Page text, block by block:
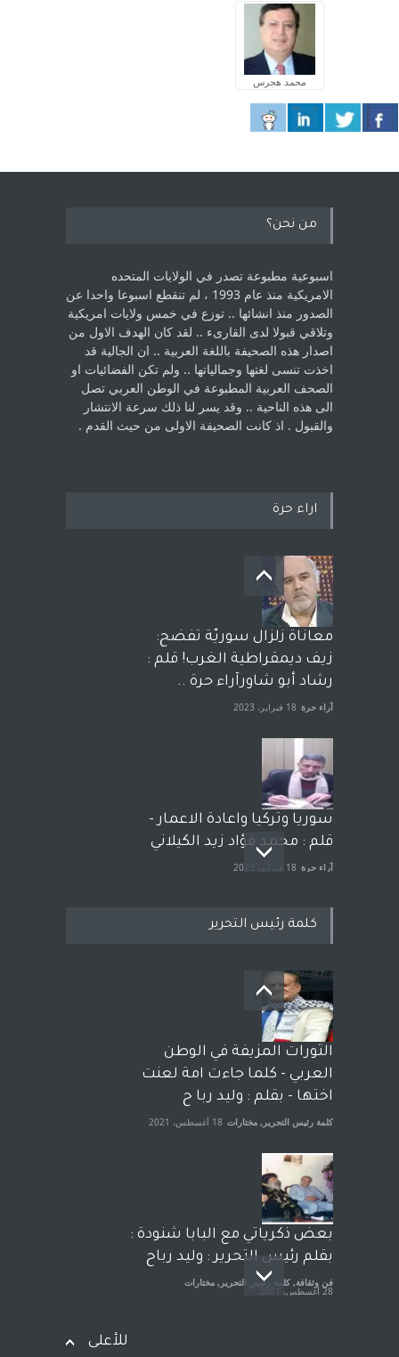
محمد هجرس
من نحن؟
اسبوعية مطبوعة تصدر في الولايات المتحده
الامريكية منذ عام 1993 ، لم ‏تنقطع اسبوعا واحدا عن
الصدور منذ انشائها .. توزع في خمس ولايات امريكية
‏وتلاقي قبولا لدى القارىء ..‏ لقد كان الهدف الاول من
اصدار هذه الصحيفة باللغة العربية .. ان الجالية قد
اخذت ‏تنسى لغتها وجمالياتها .. ولم تكن الفضائيات او
الصحف العربية المطبوعة في الوطن ‏العربي تصل
الى هذه الناحية .. وقد يسر لنا ذلك سرعة الانتشار
والقبول . اذ كانت ‏الصحيفة الاولى من حيث القدم . ‏
اراء حرة
معاناة زلزال سوريّة تفضح:
زيف ديمقراطية الغرب! قلم :
رشاد أبو شاورآراء حرة ..
آراء حرة 18 فبراير، 2023
سوريا وتركيا واعادة الاعمار -
قلم : محمد فؤاد زيد الكيلاني
آراء حرة 18 فبراير، 2023
بعد معارك قضائية طاحنة كتب
وترافع فيها بنفسه مرة اخرى..
الشيخ طارق يوسف يقهر
الحكومة الأمريكية ، فأعطوه
الجنسية عن يد وهم صاغرون،
آراء حرة مختارات 7 أبريل، 2023
كلمة رئيس التحرير
الثورات المزيفة في الوطن
العربي - كلما جاءت امة لعنت
اختها - بقلم : وليد ربا ح
كلمة رئيس التحرير , مختارات 18 أغسطس، 2021
بعض ذكرياتي مع البابا شنودة :
بقلم رئيس التحرير : وليد رباح
فن وثقافة, كلمة رئيس التحرير , مختارات
28 أغسطس، 2021
للأعلى